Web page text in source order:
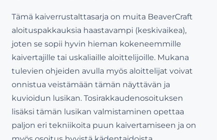
Tämä kaiverrustalttasarja on muita BeaverCraft
aloituspakkauksia haastavampi (keskivaikea),
joten se sopii hyvin hieman kokeneemmille
kaivertajille tai uskaliaille aloittelijoille. Mukana
tulevien ohjeiden avulla myös aloittelijat voivat
onnistua veistämään tämän näyttävän ja
kuvioidun lusikan. Tosirakkaudenosoituksen
lisäksi tämän lusikan valmistaminen opettaa
paljon eri tekniikoita puun kaivertamiseen ja on